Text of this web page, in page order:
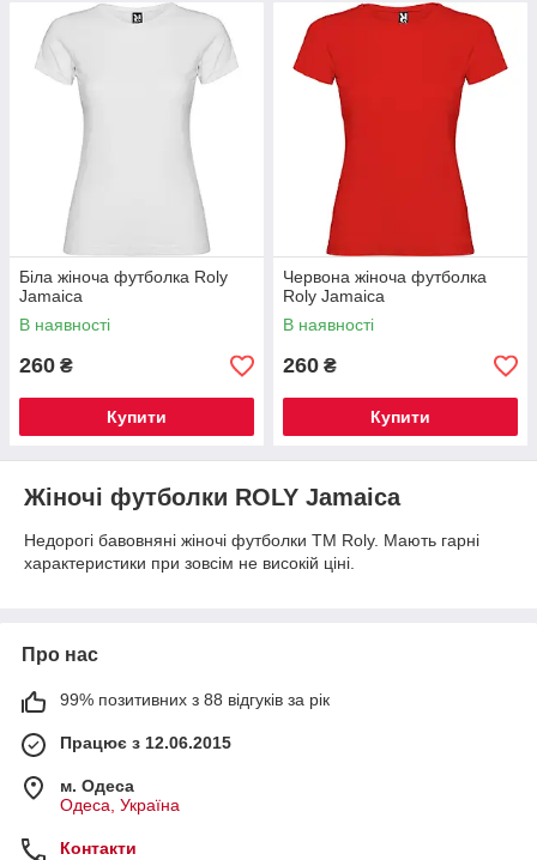
Біла жіноча футболка Roly
Jamaica
В наявності
260 ₴
Купити
Червона жіноча футболка
Roly Jamaica
В наявності
260 ₴
Купити
Жіночі футболки ROLY Jamaica
Недорогі бавовняні жіночі футболки ТМ Roly. Мають гарні
характеристики при зовсім не високій ціні.
Про нас
99% позитивних з 88 відгуків за рік
Працює з 12.06.2015
м. Одеса
Одеса, Україна
Контакти